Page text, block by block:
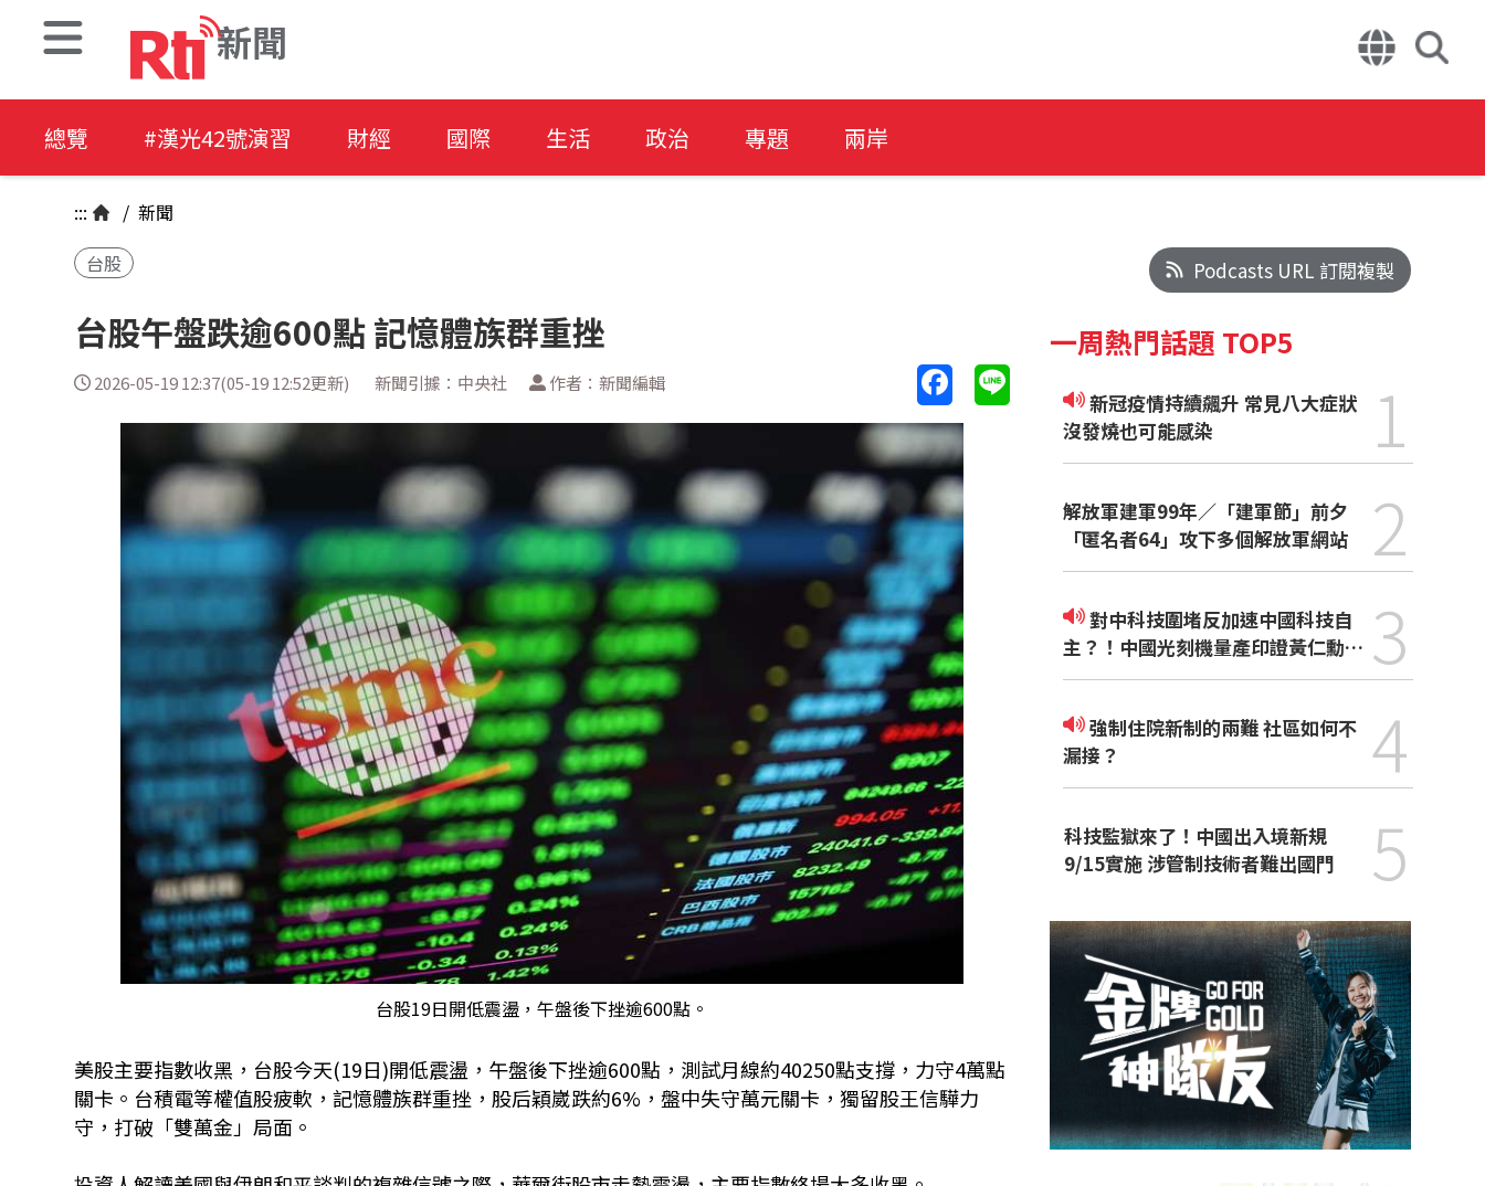
新聞
總覽 #漢光42號演習 財經 國際 生活 政治 專題 兩岸
::: / 新聞
台股
台股午盤跌逾600點 記憶體族群重挫
2026-05-19 12:37(05-19 12:52更新) 新聞引據：中央社 作者：新聞編輯
台股19日開低震盪，午盤後下挫逾600點。
美股主要指數收黑，台股今天(19日)開低震盪，午盤後下挫逾600點，測試月線約40250點支撐，力守4萬點
關卡。台積電等權值股疲軟，記憶體族群重挫，股后穎崴跌約6%，盤中失守萬元關卡，獨留股王信驊力
守，打破「雙萬金」局面。
Podcasts URL 訂閱複製
一周熱門話題 TOP5
新冠疫情持續飆升 常見八大症狀
沒發燒也可能感染
1
解放軍建軍99年／「建軍節」前夕
「匿名者64」攻下多個解放軍網站
2
對中科技圍堵反加速中國科技自
主？！中國光刻機量產印證黃仁勳觀
點
3
強制住院新制的兩難 社區如何不
漏接？
4
科技監獄來了！中國出入境新規
9/15實施 涉管制技術者難出國門
5